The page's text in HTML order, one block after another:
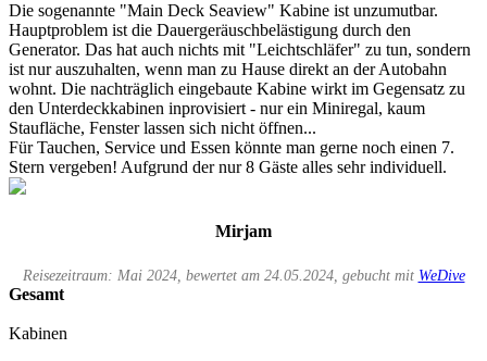
Die sogenannte "Main Deck Seaview" Kabine ist unzumutbar.
Hauptproblem ist die Dauergeräuschbelästigung durch den
Generator. Das hat auch nichts mit "Leichtschläfer" zu tun, sondern
ist nur auszuhalten, wenn man zu Hause direkt an der Autobahn
wohnt. Die nachträglich eingebaute Kabine wirkt im Gegensatz zu
den Unterdeckkabinen inprovisiert - nur ein Miniregal, kaum
Staufläche, Fenster lassen sich nicht öffnen...
Für Tauchen, Service und Essen könnte man gerne noch einen 7.
Stern vergeben! Aufgrund der nur 8 Gäste alles sehr individuell.
Mirjam
Reisezeitraum: Mai 2024, bewertet am 24.05.2024, gebucht mit WeDive
Gesamt
Kabinen